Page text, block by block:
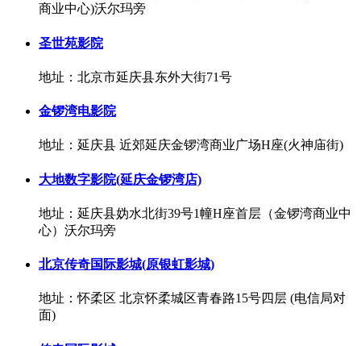
商业中心)沃尔玛旁
圣世苑影院
地址：北京市延庆县东外大街71号
金锣湾电影院
地址：延庆县 近郊延庆金锣湾商业广场H座(火神庙街)
大地数字影院(延庆金锣湾店)
地址：延庆县妫水北街39号1幢H座首层（金锣湾商业中
心）沃尔玛旁
北京传奇国际影城(原银虹影城)
地址：怀柔区 北京怀柔城区青春路15号四层 (电信局对
面)